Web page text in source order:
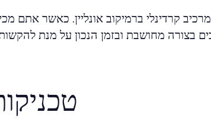
מרכיב קרדינלי ברמיקוב אונליין. כאשר
בצורה מחושבת ובזמן הנכון על מנת